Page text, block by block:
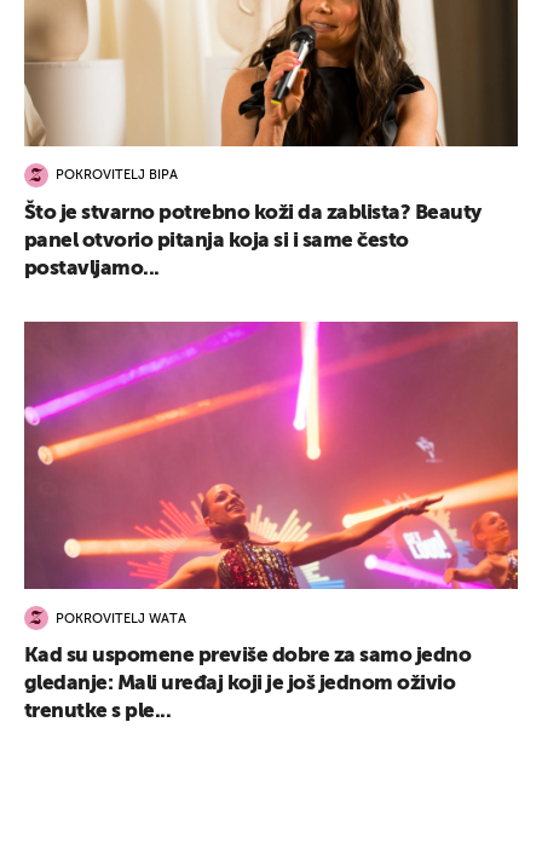
POKROVITELJ BIPA
Što je stvarno potrebno koži da zablista? Beauty
panel otvorio pitanja koja si i same često
postavljamo...
POKROVITELJ WATA
Kad su uspomene previše dobre za samo jedno
gledanje: Mali uređaj koji je još jednom oživio
trenutke s ple...